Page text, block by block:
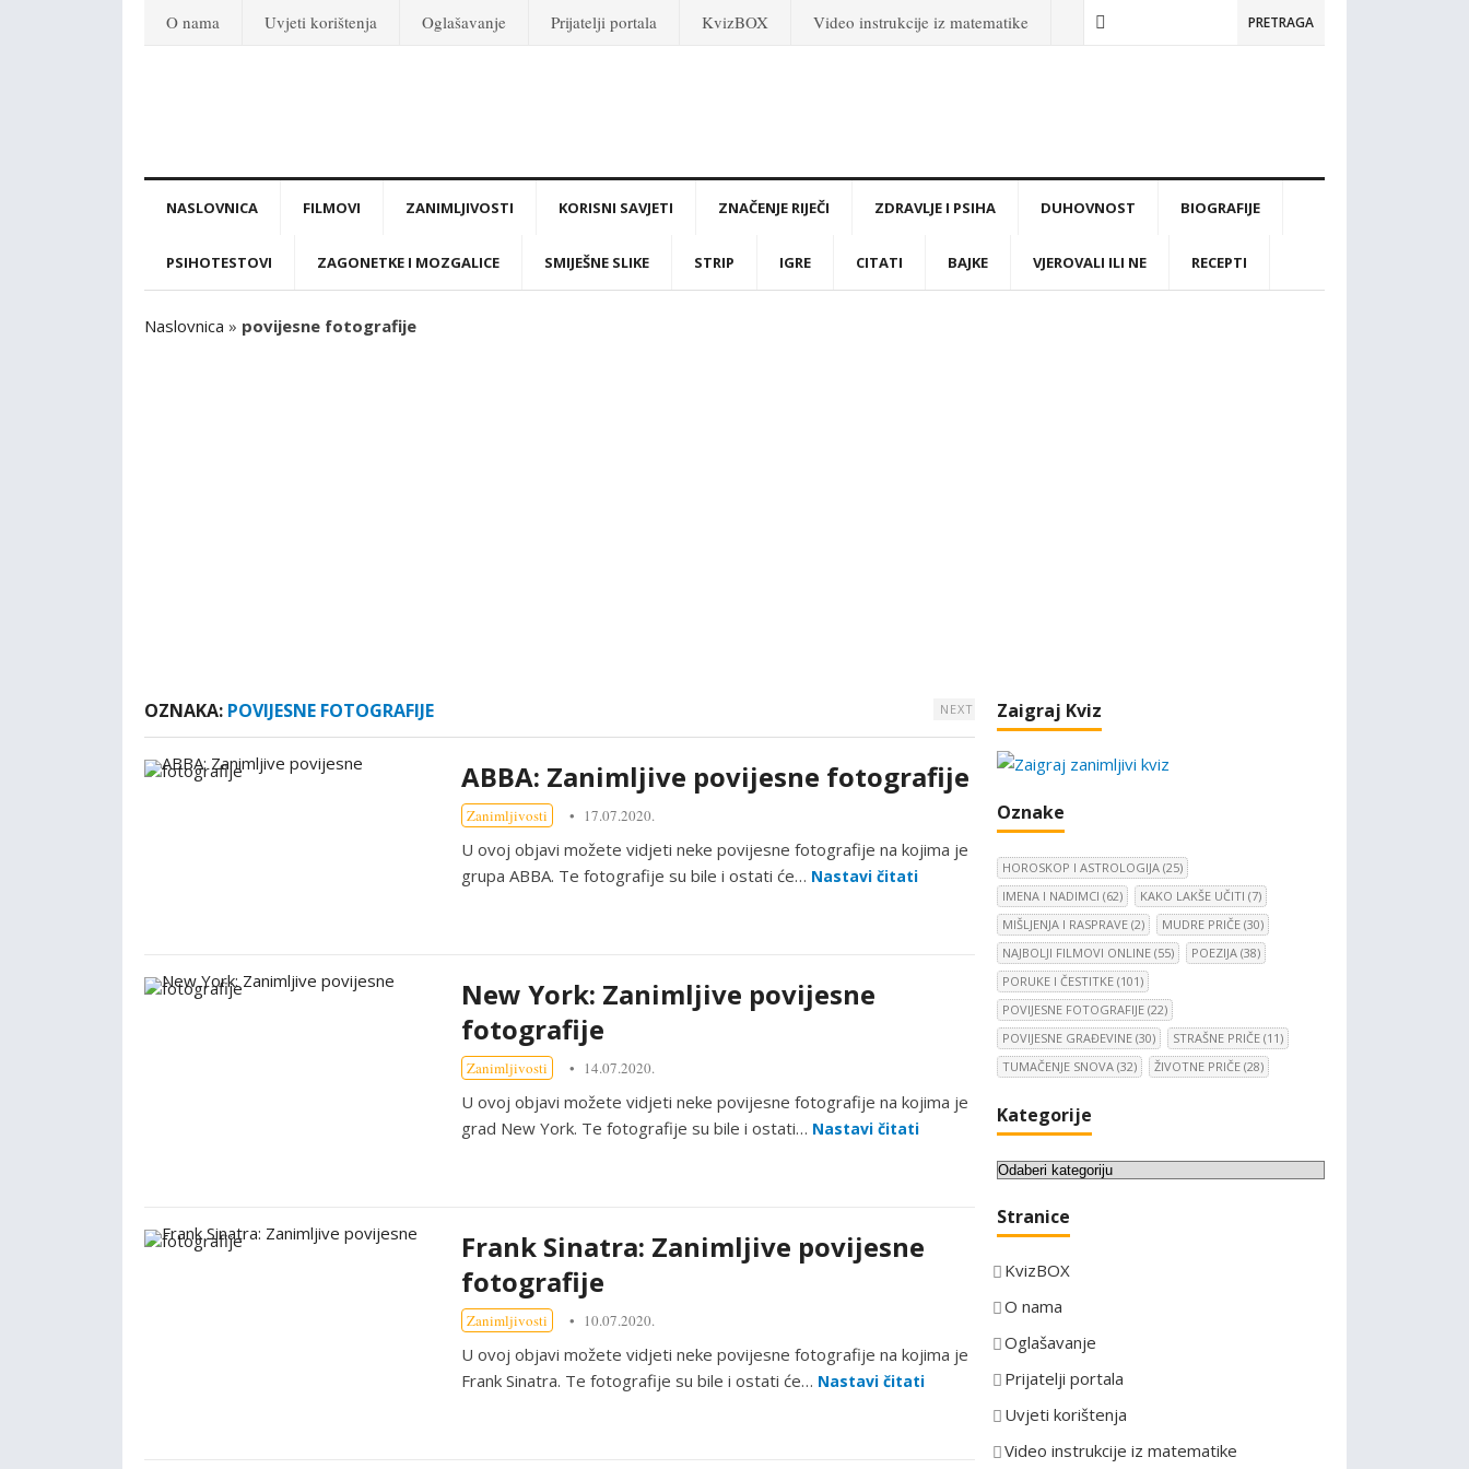
O nama Uvjeti korištenja Oglašavanje Prijatelji portala KvizBOX Video instrukcije iz matematike PRETRAGA
NASLOVNICA FILMOVI ZANIMLJIVOSTI KORISNI SAVJETI ZNAČENJE RIJEČI ZDRAVLJE I PSIHA DUHOVNOST BIOGRAFIJE
PSIHOTESTOVI ZAGONETKE I MOZGALICE SMIJEŠNE SLIKE STRIP IGRE CITATI BAJKE VJEROVALI ILI NE RECEPTI
Naslovnica » povijesne fotografije
OZNAKA: POVIJESNE FOTOGRAFIJE NEXT
ABBA: Zanimljive povijesne fotografije
Zanimljivosti 17.07.2020.
U ovoj objavi možete vidjeti neke povijesne fotografije na kojima je
grupa ABBA. Te fotografije su bile i ostati će… Nastavi čitati
New York: Zanimljive povijesne
fotografije
Zanimljivosti 14.07.2020.
U ovoj objavi možete vidjeti neke povijesne fotografije na kojima je
grad New York. Te fotografije su bile i ostati… Nastavi čitati
Frank Sinatra: Zanimljive povijesne
fotografije
Zanimljivosti 10.07.2020.
U ovoj objavi možete vidjeti neke povijesne fotografije na kojima je
Frank Sinatra. Te fotografije su bile i ostati će… Nastavi čitati
Zaigraj Kviz
Oznake
HOROSKOP I ASTROLOGIJA (25)
IMENA I NADIMCI (62) KAKO LAKŠE UČITI (7)
MIŠLJENJA I RASPRAVE (2) MUDRE PRIČE (30)
NAJBOLJI FILMOVI ONLINE (55) POEZIJA (38)
PORUKE I ČESTITKE (101)
POVIJESNE FOTOGRAFIJE (22)
POVIJESNE GRAĐEVINE (30) STRAŠNE PRIČE (11)
TUMAČENJE SNOVA (32) ŽIVOTNE PRIČE (28)
Kategorije
K
t
g
o
i
j
e
Stranice
KvizBOX
O nama
Oglašavanje
Prijatelji portala
Uvjeti korištenja
Video instrukcije iz matematike